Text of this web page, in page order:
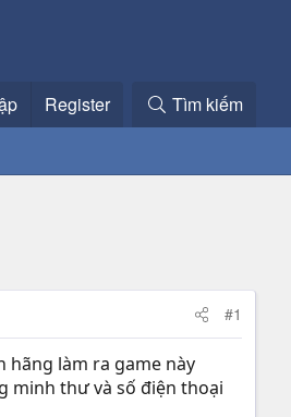
Register Tìm kiếm
#1
hãng làm ra game này
minh thư và số điện thoại